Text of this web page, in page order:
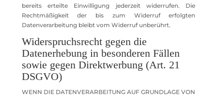
bereits erteilte Einwilligung jederzeit widerrufen. Die
Rechtmäßigkeit der bis zum Widerruf erfolgten
Datenverarbeitung bleibt vom Widerruf unberührt.
Widerspruchsrecht gegen die
Datenerhebung in besonderen Fällen
sowie gegen Direktwerbung (Art. 21
DSGVO)
WENN DIE DATENVERARBEITUNG AUF GRUNDLAGE VON